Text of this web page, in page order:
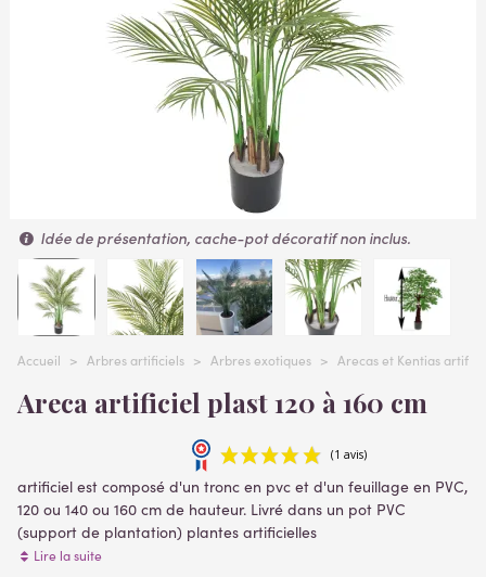
Idée de présentation, cache-pot décoratif non inclus.
Accueil > Arbres artificiels > Arbres exotiques > Arecas et Kentias
Areca artificiel plast 120 à 160 cm
artificiel est composé d'un tronc en pvc et d'un feuillage en PVC,
120 ou 140 ou 160 cm de hauteur. Livré dans un pot PVC
(support de plantation) plantes artificielles
convient pour l'extérieur
Lire la suite